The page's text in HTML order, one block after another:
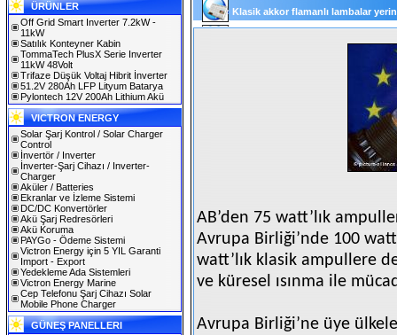
ÜRÜNLER
Off Grid Smart Inverter 7.2kW -
11kW
Satılık Konteyner Kabin
TommaTech PlusX Serie Inverter
11kW 48Volt
Trifaze Düşük Voltaj Hibrit İnverter
51.2V 280Ah LFP Lityum Batarya
Pylontech 12V 200Ah Lithium Akü
VICTRON ENERGY
Solar Şarj Kontrol / Solar Charger
Control
İnvertör / Inverter
İnverter-Şarj Cihazı / Inverter-
Charger
Aküler / Batteries
Ekranlar ve İzleme Sistemi
DC/DC Konvertörler
Akü Şarj Redresörleri
Akü Koruma
PAYGo - Ödeme Sistemi
Victron Energy için 5 YIL Garanti
Import - Export
Yedekleme Ada Sistemleri
Victron Energy Marine
Cep Telefonu Şarj Cihazı Solar
Mobile Phone Charger
GÜNEŞ PANELLERI
Klasik akkor flamanlı lambalar
AB’den 75 watt’lık
Avrupa Birliği’nde 100
watt’lık klasik ampullere
ve küresel ısınma ile
Avrupa Birliği’ne üye